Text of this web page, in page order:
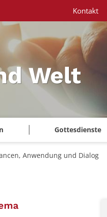
Welt
Gottesdienste
Kontakt
Anwendung und Dialog
: